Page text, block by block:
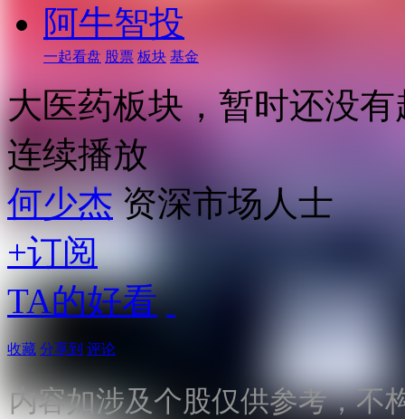
阿牛智投
一起看盘 股票 板块 基金
大医药板块，暂时还没有
连续播放
何少杰 资深市场人士
+订阅
TA的好看
收藏 分享到 评论
内容如涉及个股仅供参考，不